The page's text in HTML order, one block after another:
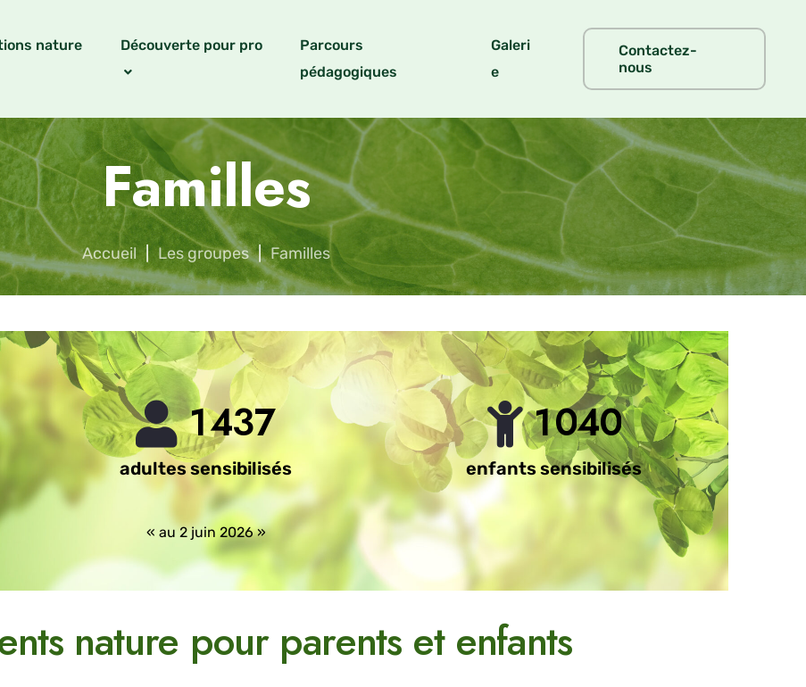
nature Découverte pour pro
Parcours
pédagogiques
Galeri
e
Contactez-
nous
Familles
Accueil Les groupes | Familles
1437
adultes sensibilisés
1040
enfants sensibilisés
« au 2 juin 2026 »
nature pour parents et enfants